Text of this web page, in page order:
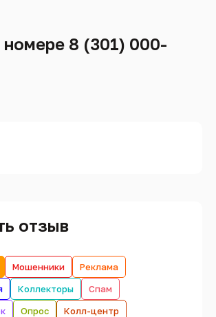
8 (301) 000-
отзыв
Мошенники
Реклама
Коллекторы
Спам
Опрос
Колл-центр